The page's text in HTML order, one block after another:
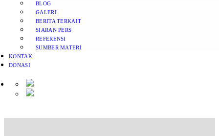
BLOG
GALERI
BERITA TERKAIT
SIARAN PERS
REFERENSI
SUMBER MATERI
KONTAK
DONASI